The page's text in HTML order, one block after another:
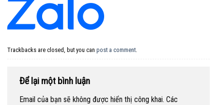
Trackbacks are closed, but you can post a comment.
Để lại một bình luận
Email của bạn sẽ không được hiển thị công khai. Các